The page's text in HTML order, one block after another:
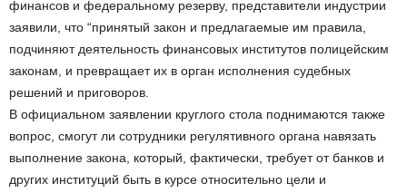
финансов и федеральному резерву, представители индустрии
заявили, что “принятый закон и предлагаемые им правила,
подчиняют деятельность финансовых институтов полицейским
законам, и превращает их в орган исполнения судебных
решений и приговоров.
В официальном заявлении круглого стола поднимаются также
вопрос, смогут ли сотрудники регулятивного органа навязать
выполнение закона, который, фактически, требует от банков и
других институций быть в курсе относительно цели и